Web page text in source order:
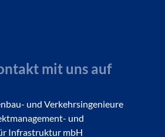
mit uns auf
und Verkehrsingenieure
und
Infrastruktur mbH